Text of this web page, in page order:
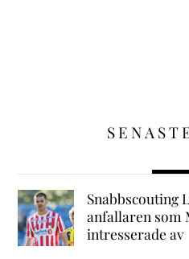
Snabbscouting
anfallaren som
intresserade av